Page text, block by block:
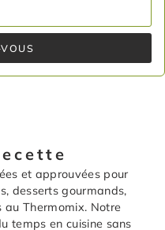
et approuvées pour
desserts gourmands,
au Thermomix. Notre
temps en cuisine sans